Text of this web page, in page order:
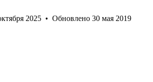
2025 • Обновлено 30 мая 2019